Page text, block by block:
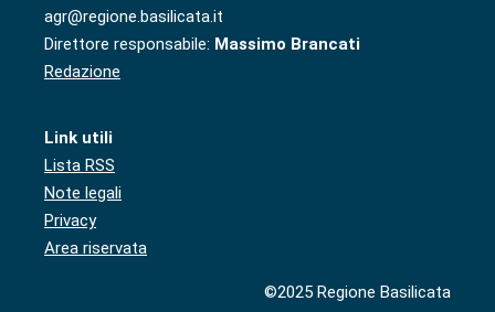
agr@regione.basilicata.it
Direttore responsabile: Massimo Brancati
Redazione
Link utili
Lista RSS
Note legali
Privacy
Area riservata
©2025 Regione Basilicata